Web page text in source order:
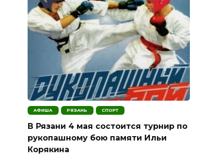
АФИША РЯЗАНЬ СПОРТ
В Рязани 4 мая состоится турнир по
рукопашному бою памяти Ильи
Корякина